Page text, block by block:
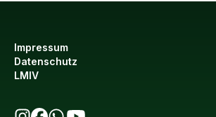
Impressum
Datenschutz
LMIV